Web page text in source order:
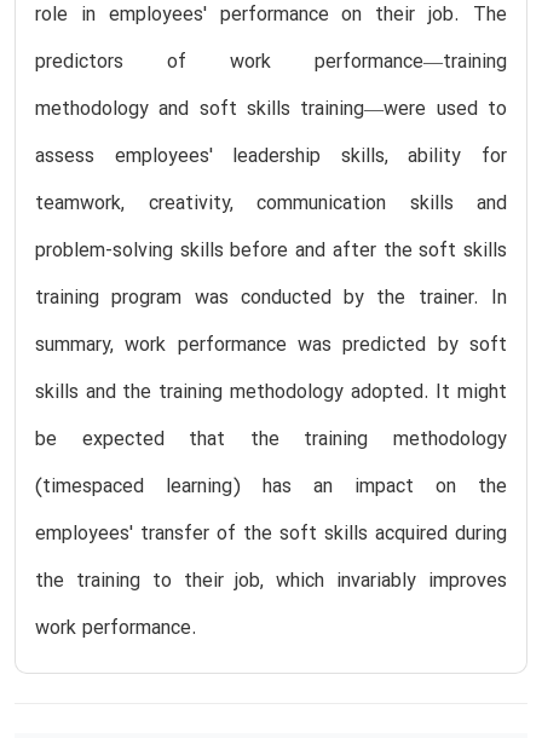
role in employees' performance on their job. The
predictors of work performance—training
methodology and soft skills training—were used to
assess employees' leadership skills, ability for
teamwork, creativity, communication skills and
problem-solving skills before and after the soft skills
training program was conducted by the trainer. In
summary, work performance was predicted by soft
skills and the training methodology adopted. It might
be expected that the training methodology
(timespaced learning) has an impact on the
employees' transfer of the soft skills acquired during
the training to their job, which invariably improves
work performance.